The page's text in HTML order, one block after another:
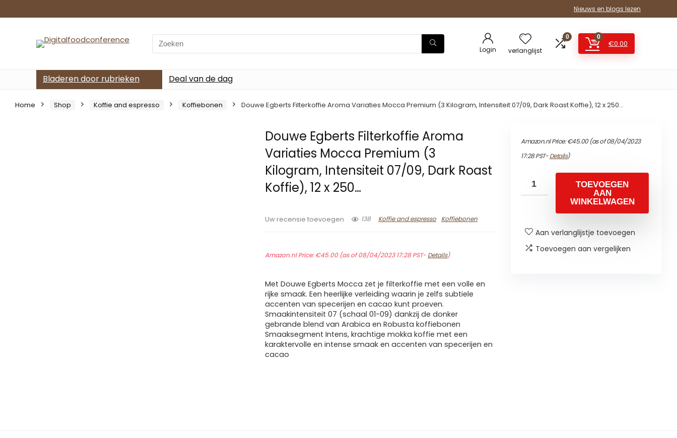
Nieuws en blogs lezen
Search
for:
Login verlanglijst
0 0
€0.00
Bladeren door rubrieken Deal van de dag
Home Shop Koffie and espresso Koffiebonen Douwe Egberts Filterkoffie Aroma Variaties Mocca Premium (3 Kilogram, Intensiteit 07/09, Dark Roast Koffie), 12 x 250…
Douwe Egberts Filterkoffie Aroma
Variaties Mocca Premium (3
Kilogram, Intensiteit 07/09, Dark Roast
Koffie), 12 x 250…
Uw recensie toevoegen 138 Koffie and espresso Koffiebonen
Amazon.nl Price:€45.00(as of 08/04/2023 17:28 PST- Details)
Met Douwe Egberts Mocca zet je filterkoffie met een volle en
rijke smaak. Een heerlijke verleiding waarin je zelfs subtiele
accenten van specerijen en cacao kunt proeven.
Smaakintensiteit 07 (schaal 01-09) dankzij de donker
gebrande blend van Arabica en Robusta koffiebonen
Smaaksegment Intens, krachtige mokka koffie met een
karaktervolle en intense smaak en accenten van specerijen en
cacao
Amazon.nl Price:€45.00(as of 08/04/2023
17:28 PST-Details)
TOEVOEGEN
AAN
WINKELWAGEN
Aan verlanglijstje toevoegen
Toevoegen aan vergelijken